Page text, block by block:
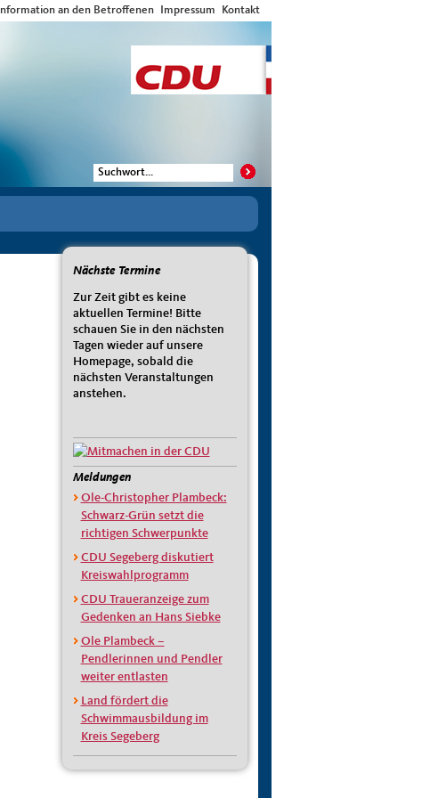
Information an den Betroffenen Impressum Kontakt
Nächste Termine
Zur Zeit gibt es keine
aktuellen Termine! Bitte
schauen Sie in den nächsten
Tagen wieder auf unsere
Homepage, sobald die
nächsten Veranstaltungen
anstehen.
Meldungen
Ole-Christopher Plambeck:
Schwarz-Grün setzt die
richtigen Schwerpunkte
CDU Segeberg diskutiert
Kreiswahlprogramm
CDU Traueranzeige zum
Gedenken an Hans Siebke
Ole Plambeck –
Pendlerinnen und Pendler
weiter entlasten
Land fördert die
Schwimmausbildung im
Kreis Segeberg